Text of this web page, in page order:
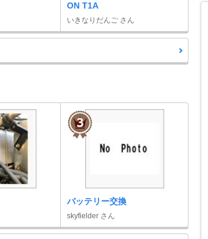
ON T1A
いきなりだんご さん
バッテリー交換
skyfielder さん